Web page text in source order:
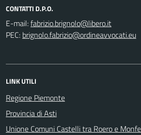
CONTATTI D.P.O.
E-mail:
PEC:
LINK UTILI
Regione Piemonte
Provincia di Asti
Unione Comuni Castelli tra Roero e